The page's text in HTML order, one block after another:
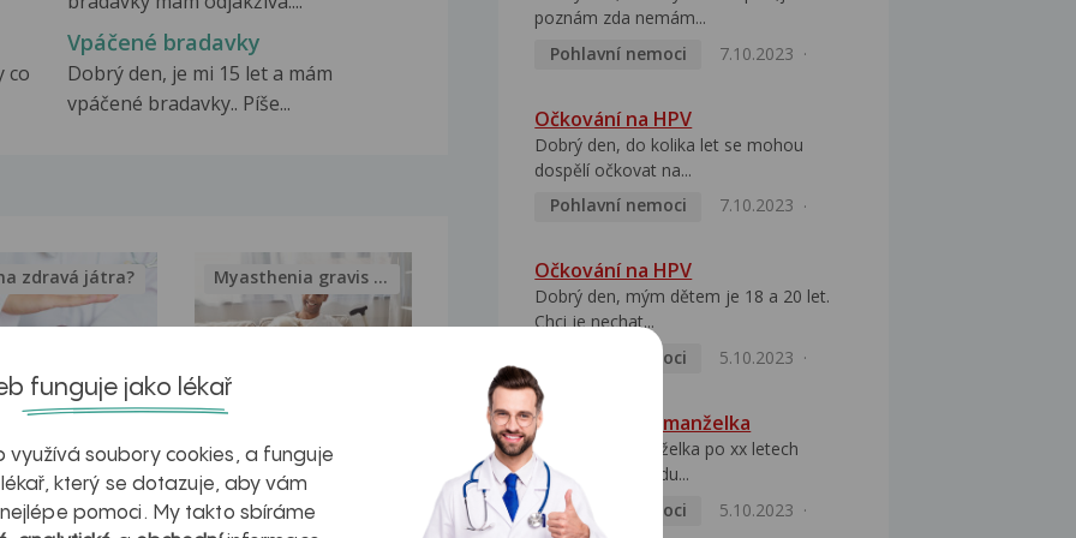
co
Vpáčené bradavky
Dobrý den, je mi 15 let a mám
vpáčené bradavky.. Píše...
v datech a
zdravá játra?
Inovativní
léčba
Myasthenia gravis – vše, co...
poznám zda nemám...
Pohlavní nemoci
7.10.2023
Očkování na HPV
Dobrý den, do kolika let se mohou
dospělí očkovat na...
Pohlavní nemoci
7.10.2023
Očkování na HPV
Dobrý den, mým dětem je 18 a 20 let.
Chci je nechat...
Pohlavní nemoci
5.10.2023
HPV pozitivní manželka
Dobrý den, manželka po xx letech
přivezla z Východu...
Pohlavní nemoci
5.10.2023
funguje jako lékař
využívá soubory cookies, a funguje
který se dotazuje, aby vám
pomoci. My takto sbíráme